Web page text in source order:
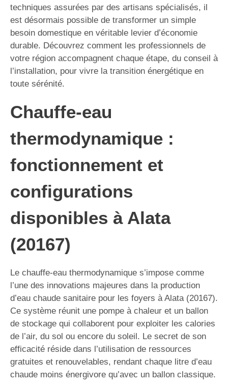
techniques assurées par des artisans spécialisés, il
est désormais possible de transformer un simple
besoin domestique en véritable levier d’économie
durable. Découvrez comment les professionnels de
votre région accompagnent chaque étape, du conseil à
l’installation, pour vivre la transition énergétique en
toute sérénité.
Chauffe-eau
thermodynamique :
fonctionnement et
configurations
disponibles à Alata
(20167)
Le chauffe-eau thermodynamique s’impose comme
l’une des innovations majeures dans la production
d’eau chaude sanitaire pour les foyers à Alata (20167).
Ce système réunit une pompe à chaleur et un ballon
de stockage qui collaborent pour exploiter les calories
de l’air, du sol ou encore du soleil. Le secret de son
efficacité réside dans l’utilisation de ressources
gratuites et renouvelables, rendant chaque litre d’eau
chaude moins énergivore qu’avec un ballon classique.